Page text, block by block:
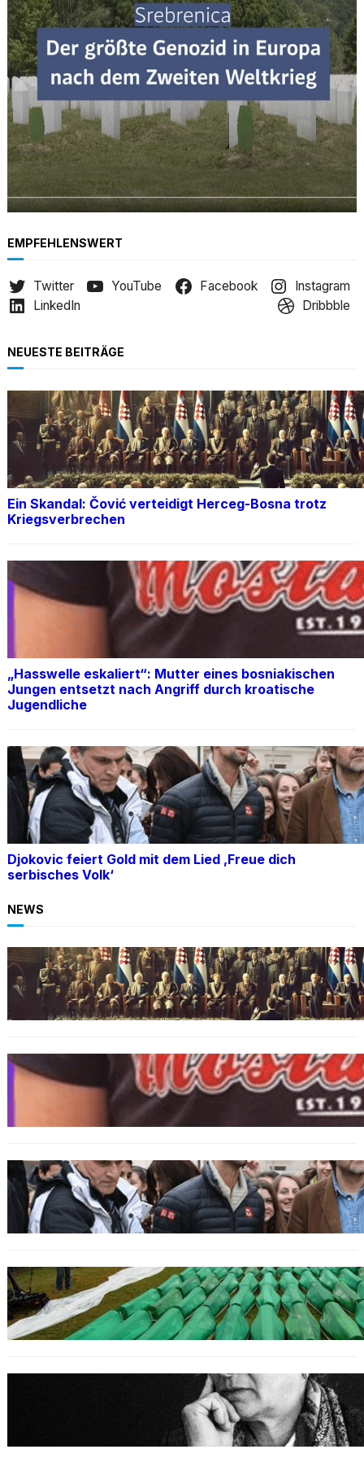
h
EMPFEHLENSWERT
Twitter YouTube Facebook
Instagram
LinkedIn
Dribbble
NEUESTE BEITRÄGE
Ein Skandal: Čović verteidigt Herceg-Bosna trotz
Kriegsverbrechen
„Hasswelle eskaliert“: Mutter eines bosniakischen
Jungen entsetzt nach Angriff durch kroatische
Jugendliche
Djokovic feiert Gold mit dem Lied ‚Freue dich
serbisches Volk‘
NEWS
BOSNIEN
Ein Skandal: Čović verteidigt Herceg-Bosna
trotz Kriegsverbrechen
BOSNIEN
„Hasswelle eskaliert“: Mutter eines
bosniakischen Jungen entsetzt nach Angriff
durch kroatische Jugendliche
SPORT
Djokovic feiert Gold mit dem Lied ‚Freue dich
serbisches Volk‘
GENOZID
Izraelischer Botschafter in Serbien leugnet
Völkermord in Srebrenica
Erinnerung an Hatidža Mehmedović: Eine
Stimme des Gewissens im Angesicht von Hass
und Ungerechtigkeit